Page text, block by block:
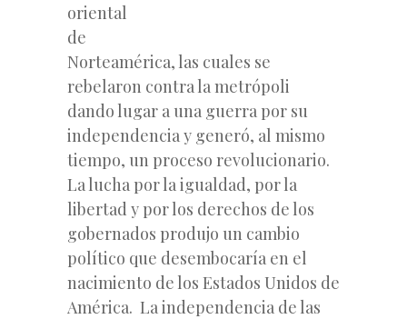
oriental
de
Norteamérica, las cuales se
rebelaron contra la metrópoli
dando lugar a una guerra por su
independencia y generó, al mismo
tiempo, un proceso revolucionario.
La lucha por la igualdad, por la
libertad y por los derechos de los
gobernados produjo un cambio
político que desembocaría en el
nacimiento de los Estados Unidos de
América. La independencia de las